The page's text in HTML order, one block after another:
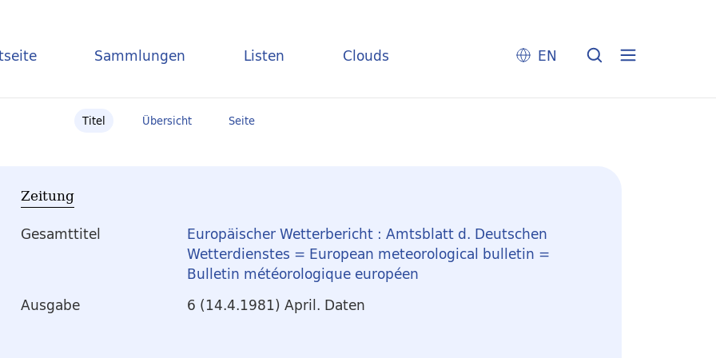
Sammlungen Listen Clouds EN
Titel Übersicht Seite
Zeitung
Gesamttitel
Europäischer Wetterbericht : Amtsblatt d. Deutschen
Wetterdienstes = European meteorological bulletin =
Bulletin météorologique européen
Ausgabe
6 (14.4.1981) April. Daten